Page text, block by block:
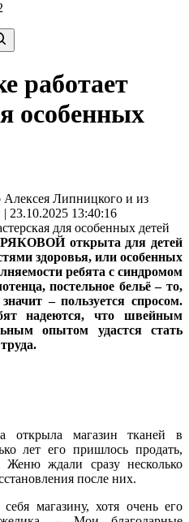
работает
особенных
Липницкого и из
23.10.2025 13:40:16
открыта для детей
здоровья, или особенных
ребята с синдромом
постельное бельё – то,
– пользуется спросом.
надеются, что швейным
опытом удастся стать
открыла магазин тканей в
лет его пришлось продать,
ждали сразу несколько
после них.
магазину, хотя очень его